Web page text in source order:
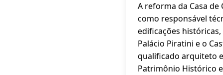
A reforma da Casa
como responsável
edificações
Palácio Piratini e o
qualificado arquiteto
Patrimônio Histórico